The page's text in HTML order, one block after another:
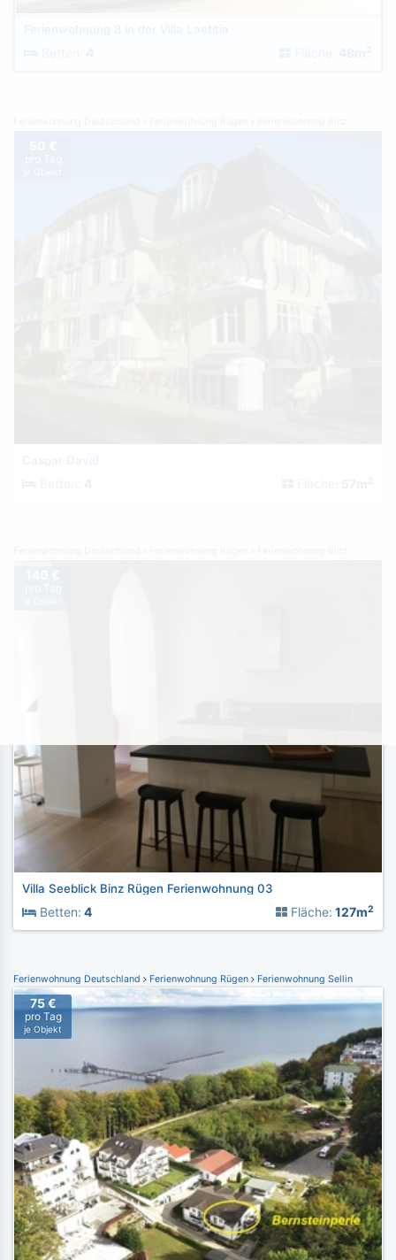
Villa Seeblick Binz Rügen Ferienwohnung 03
Betten: 4 Fläche: 127m2
Ferienwohnung Deutschland Ferienwohnung Rügen Ferienwohnung Sellin
75 €
pro Tag
je Objekt